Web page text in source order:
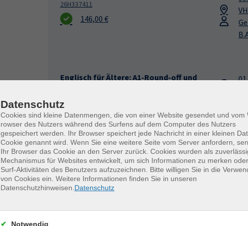
26H337411
146,00 €
Englisch für Ältere: A1-Round-off und
Englisch für Ältere: A1-Round-off und
Übergang zu A2 (1. Semester)
26H337413
120,00 €
Datenschutz
Cookies sind kleine Datenmengen, die von einer Website gesendet und vom
rowser des Nutzers während des Surfens auf dem Computer des Nutzers
gespeichert werden. Ihr Browser speichert jede Nachricht in einer kleinen
Cookie genannt wird. Wenn Sie eine weitere Seite vom Server anfordern,
Ihr Browser das Cookie an den Server zurück. Cookies wurden als
Mechanismus für Websites entwickelt, um sich Informationen zu merken
Surf-Aktivitäten des Benutzers aufzuzeichnen. Bitte willigen Sie in die
von Cookies ein. Weitere Informationen finden Sie in unseren
Datenschutzhinweisen. Datenschutz
Notwendig